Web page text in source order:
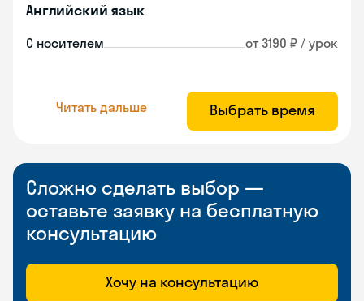
Английский язык
С носителем от 3190 ₽ / урок
Читать дальше Выбрать время
Сложно сделать выбор —
оставьте заявку на бесплатную
консультацию
Хочу на консультацию